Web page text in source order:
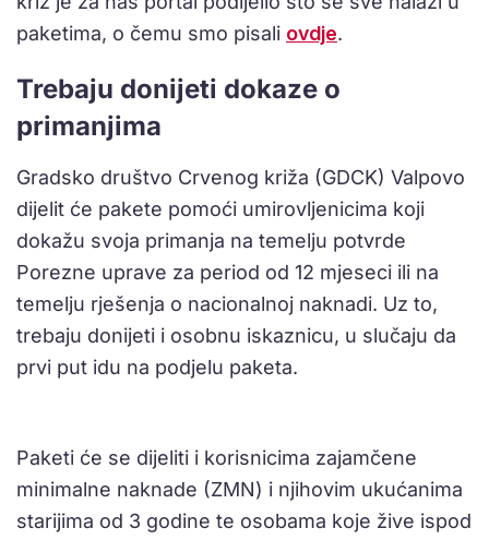
paketima, o čemu smo pisali ovdje.
Trebaju donijeti dokaze o
primanjima
Gradsko društvo Crvenog križa (GDCK) Valpovo
dijelit će pakete pomoći umirovljenicima koji
dokažu svoja primanja na temelju potvrde
Porezne uprave za period od 12 mjeseci ili na
temelju rješenja o nacionalnoj naknadi. Uz to,
trebaju donijeti i osobnu iskaznicu, u slučaju da
prvi put idu na podjelu paketa.
Paketi će se dijeliti i korisnicima zajamčene
minimalne naknade (ZMN) i njihovim ukućanima
starijima od 3 godine te osobama koje žive ispod